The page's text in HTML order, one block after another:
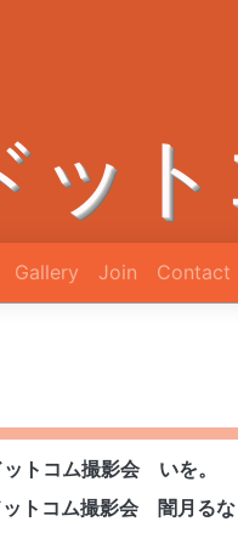
ッ
Gallery Join Contact
トコム撮影会 いを。
ットコム撮影会 闇月るな